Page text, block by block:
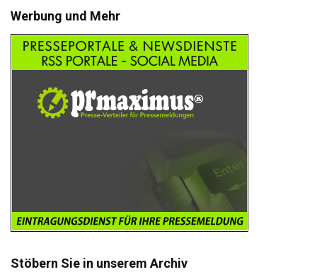
Werbung und Mehr
Stöbern Sie in unserem Archiv